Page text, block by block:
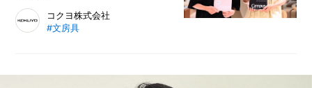
コクヨのキャンパスノートは、半世
紀以上学生から広く愛用されるロン
への適応を商品開発担当者に伺って
コクヨ株式会社
#文房具